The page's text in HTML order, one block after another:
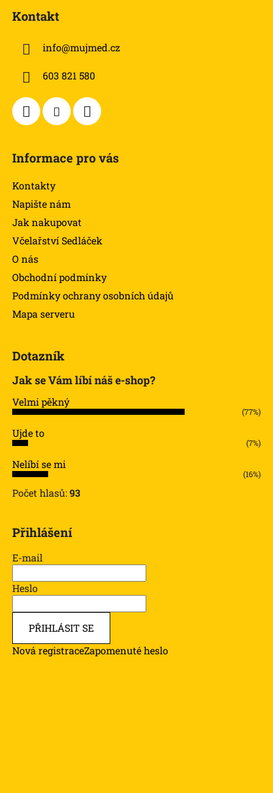
Kontakt
info@mujmed.cz
603 821 580
Informace pro vás
Kontakty
Napište nám
Jak nakupovat
Včelařství Sedláček
O nás
Obchodní podmínky
Podmínky ochrany osobních údajů
Mapa serveru
Dotazník
Jak se Vám líbí náš e-shop?
Velmi pěkný
(77%)
Ujde to
(7%)
Nelíbí se mi
(16%)
Počet hlasů:93
Přihlášení
E-mail
Heslo
PŘIHLÁSIT SE
Nová registraceZapomenuté heslo